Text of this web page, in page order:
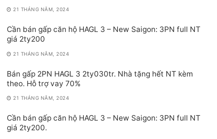
21 THÁNG NĂM, 2024
Cần bán gấp căn hộ HAGL 3 – New Saigon: 3PN full NT
giá 2ty200
21 THÁNG NĂM, 2024
Bán gấp 2PN HAGL 3 2ty030tr. Nhà tặng hết NT kèm
theo. Hỗ trợ vay 70%
21 THÁNG NĂM, 2024
Cần bán gấp căn hộ HAGL 3 – New Saigon: 3PN full NT
giá 2ty200.